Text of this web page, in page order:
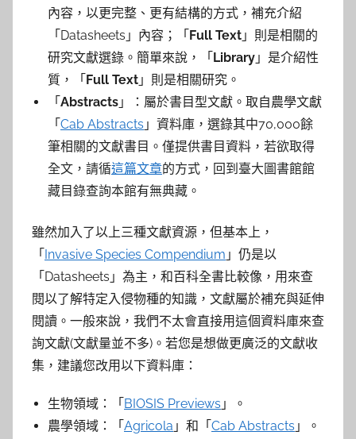
內容，以更完整、更有結構的方式，補充介紹
「Datasheets」內容；「Full Text 」則是相關的
研究文獻選錄。簡單來說，「Library 」是介紹性
質，「Full Text 」則是相關研究。
「Abstracts 」：屬於書目型文獻。取自農學文獻
「Cab Abstracts 」資料庫，選錄其中70,000餘
筆相關的文獻書目。僅提供書目資料， 若欲取得
全文，請循這篇文章的方式，回到臺大圖書館館
藏目錄查詢本館有無典藏。
雖然加入了以上三種文獻資源，但基本上，
「Invasive Species Compendium 」仍是以
「Datasheets」為主，和百科全書比較像，用來查
閱以了解特定入侵物種的知識，文獻屬於補充與延伸
閱讀。一般來說，我們不太會直接用這個資料庫來查
詢文獻(文獻量並不多)。若您是想做更廣泛的文獻收
集，建議您改用以下資料庫：
生物領域：「BIOSIS Previews 」。
農學領域：「Agricola 」和「Cab Abstracts 」。